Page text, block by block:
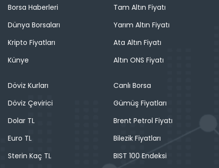
Borsa Haberleri
Dünya Borsaları
Kripto Fiyatları
Künye
Tam Altın Fiyatı
Yarım Altın Fiyatı
Ata Altın Fiyatı
Altın ONS Fiyatı
Döviz Kurları
Döviz Çevirici
Dolar TL
Euro TL
Sterin Kaç TL
Canlı Borsa
Gümüş Fiyatları
Brent Petrol Fiyatı
Bilezik Fiyatları
BIST 100 Endeksi